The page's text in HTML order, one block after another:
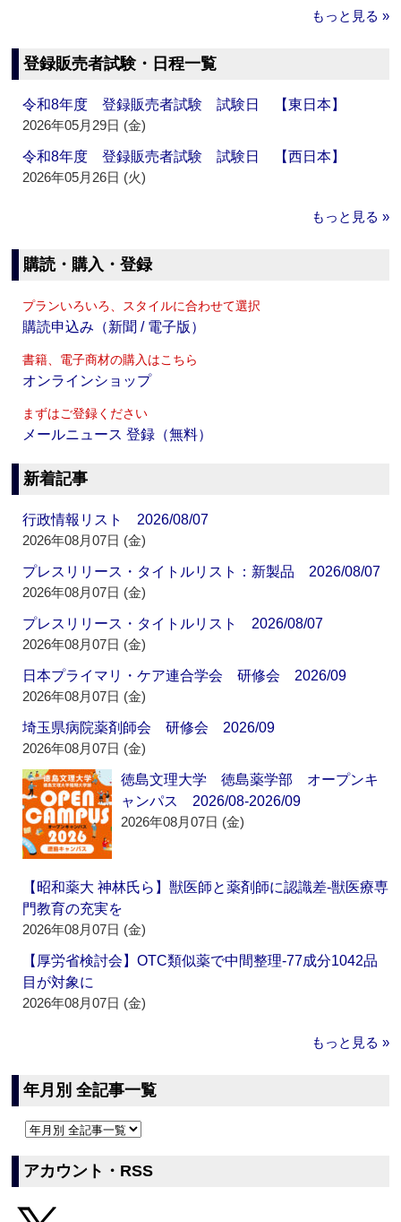
もっと見る »
登録販売者試験・日程一覧
令和8年度 登録販売者試験 試験日 【東日本】
2026年05月29日 (金)
令和8年度 登録販売者試験 試験日 【西日本】
2026年05月26日 (火)
もっと見る »
購読・購入・登録
プランいろいろ、スタイルに合わせて選択
購読申込み（新聞 / 電子版）
書籍、電子商材の購入はこちら
オンラインショップ
まずはご登録ください
メールニュース 登録（無料）
新着記事
行政情報リスト 2026/08/07
2026年08月07日 (金)
プレスリリース・タイトルリスト：新製品 2026/08/07
2026年08月07日 (金)
プレスリリース・タイトルリスト 2026/08/07
2026年08月07日 (金)
日本プライマリ・ケア連合学会 研修会 2026/09
2026年08月07日 (金)
埼玉県病院薬剤師会 研修会 2026/09
2026年08月07日 (金)
徳島文理大学 徳島薬学部 オープンキ
ャンパス 2026/08-2026/09
2026年08月07日 (金)
【昭和薬大 神林氏ら】獣医師と薬剤師に認識差‐獣医療専
門教育の充実を
2026年08月07日 (金)
【厚労省検討会】OTC類似薬で中間整理‐77成分1042品
目が対象に
2026年08月07日 (金)
もっと見る »
年月別 全記事一覧
アカウント・RSS